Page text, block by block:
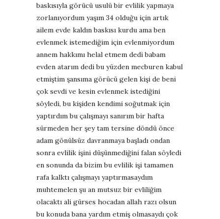
baskısıyla görücü usulü bir evlilik yapmaya
zorlanıyordum yaşım 34 olduğu için artık
ailem evde kaldın baskısı kurdu ama ben
evlenmek istemediğim için evlenmiyordum
annem hakkımı helal etmem dedi babam
evden atarım dedi bu yüzden mecburen kabul
etmiştim şansıma görücü gelen kişi de beni
çok sevdi ve kesin evlenmek istediğini
söyledi, bu kişiden kendimi soğutmak için
yaptırdım bu çalışmayı sanırım bir hafta
sürmeden her şey tam tersine döndü önce
adam gönülsüz davranmaya başladı ondan
sonra evlilik işini düşünmediğini falan söyledi
en sonunda da bizim bu evlilik işi tamamen
rafa kalktı çalışmayı yaptırmasaydım
muhtemelen şu an mutsuz bir evliliğim
olacaktı ali gürses hocadan allah razı olsun
bu konuda bana yardım etmiş olmasaydı çok